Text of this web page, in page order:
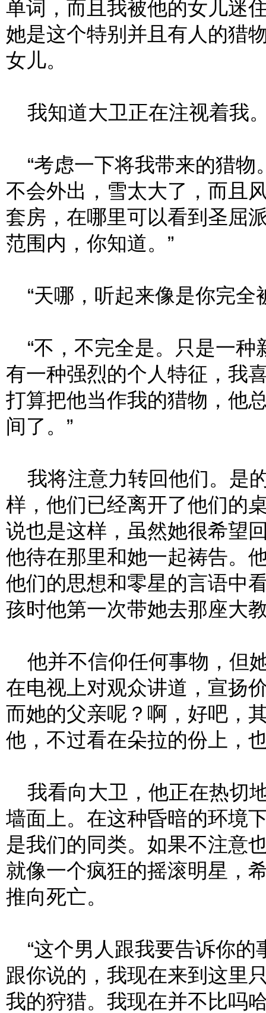
单词，而且我被他的女儿迷
她是这个特别并且有人的猎
女儿。
我知道大卫正在注视着我
“考虑一下将我带来的猎物
不会外出，雪太大了，而且
套房，在哪里可以看到圣屈
范围内，你知道。”
“天哪，听起来像是你完全
“不，不完全是。只是一种
有一种强烈的个人特征，我
打算把他当作我的猎物，他
间了。”
我将注意力转回他们。是
样，他们已经离开了他们的
说也是这样，虽然她很希望
他待在那里和她一起祷告。
他们的思想和零星的言语中
孩时他第一次带她去那座大
他并不信仰任何事物，但
在电视上对观众讲道，宣扬
而她的父亲呢？啊，好吧，
他，不过看在朵拉的份上，
我看向大卫，他正在热切
墙面上。在这种昏暗的环境
是我们的同类。如果不注意
就像一个疯狂的摇滚明星，
推向死亡。
“这个男人跟我要告诉你的
跟你说的，我现在来到这里
我的狩猎。我现在并不比吗